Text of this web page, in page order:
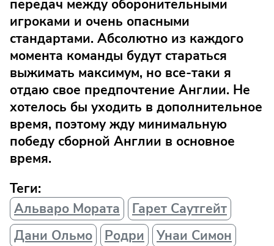
передач между оборонительными
игроками и очень опасными
стандартами. Абсолютно из каждого
момента команды будут стараться
выжимать максимум, но все-таки я
отдаю свое предпочтение Англии. Не
хотелось бы уходить в дополнительное
время, поэтому жду минимальную
победу сборной Англии в основное
время.
Теги:
Альваро Мората
Гарет Саутгейт
Дани Ольмо
Родри
Унаи Симон